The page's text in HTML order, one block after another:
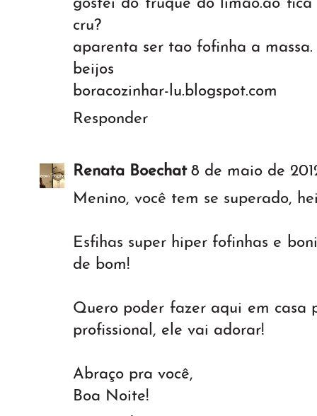
gostei do truque do limão.ao
cru?
aparenta ser tao fofinha a massa.
beijos
boracozinhar-lu.blogspot.com
Responder
Renata Boechat 8 de maio de
Menino, você tem se superado,
Esfihas super hiper fofinhas e
de bom!
Quero poder fazer aqui em casa
profissional, ele vai adorar!
Abraço pra você,
Boa Noite!